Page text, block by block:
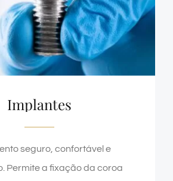
Implantes
seguro, confortável e
Permite a fixação da coroa